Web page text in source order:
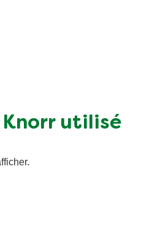
utilisé